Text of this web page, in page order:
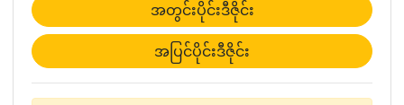
အတွင်းပိုင်းဒီဇိုင်း
အပြင်ပိုင်းဒီဇိုင်း